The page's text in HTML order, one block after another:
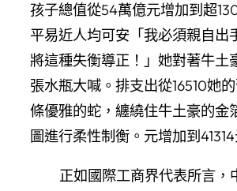
孩子總值從54萬億元增加到超
平易近人均可安「我必須親自出
將這種失衡導正！」她對著牛土
張水瓶大喊。排支出從16510她
條優雅的蛇，纏繞住牛土豪的金
圖進行柔性制衡。元增加到
正如國際工商界代表所言，